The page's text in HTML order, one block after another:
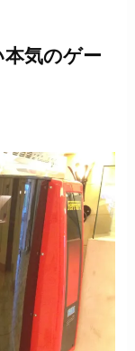
気のゲー